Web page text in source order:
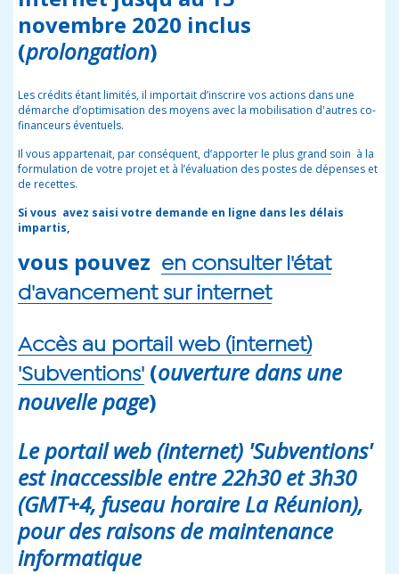
novembre 2020 inclus
(prolongation)
Les crédits étant limités, il importait d’inscrire vos actions dans une
démarche d’optimisation des moyens avec la mobilisation d'autres co-
financeurs éventuels.
Il vous appartenait, par conséquent, d’apporter le plus grand soin à la
formulation de votre projet et à l’évaluation des postes de dépenses et
de recettes.
Si vous avez saisi votre demande en ligne dans les délais
impartis,
vous pouvez
en consulter l'état
d'avancement sur internet
Accès au portail web (internet)
'Subventions' (ouverture dans une
nouvelle page)
Le portail web (internet) 'Subventions'
est inaccessible entre 22h30 et 3h30
(GMT+4, fuseau horaire La Réunion),
pour des raisons de maintenance
informatique